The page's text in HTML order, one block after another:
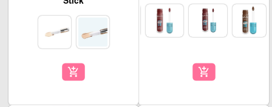
add_shopping_cart
add_shopping_cart